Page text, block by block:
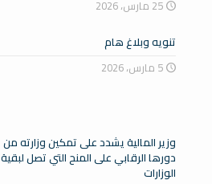
تنويه وبلاغ هام
وزير المالية يشدد على تمكين وزارته من
دورها الرقابي على المنح التي تصل لبقية
الوزارات